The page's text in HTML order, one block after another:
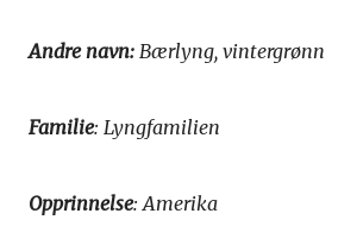
Andre navn: Bærlyng, vintergrønn
Familie: Lyngfamilien
Opprinnelse: Amerika